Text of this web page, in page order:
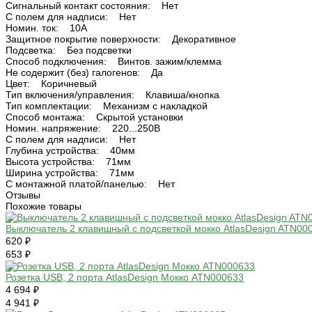
Сигнальный контакт состояния: Нет
С полем для надписи: Нет
Номин. ток: 10А
Защитное покрытие поверхности: Декоративное
Подсветка: Без подсветки
Способ подключения: Винтов. зажим/клемма
Не содержит (без) галогенов: Да
Цвет: Коричневый
Тип включения/управления: Клавиша/кнопка
Тип комплектации: Механизм с накладкой
Способ монтажа: Скрытой установки
Номин. напряжение: 220...250В
С полем для надписи: Нет
Глубина устройства: 40мм
Высота устройства: 71мм
Ширина устройства: 71мм
С монтажной платой/панелью: Нет
Отзывы
Похожие товары
Выключатель 2 клавишный с подсветкой мокко AtlasDesign
620 ₽
653 ₽
Розетка USB, 2 порта AtlasDesign Мокко ATN000633
4 694 ₽
4 941 ₽